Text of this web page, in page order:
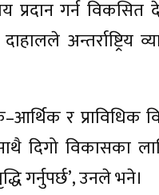
गर्न विकसित
अन्तर्राष्ट्रिय
र प्राविधिक
दिगो विकासका
गर्नुपर्छ’, उनले भने।